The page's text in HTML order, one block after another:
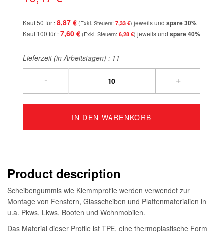
Kauf 50 für 8,87 € 7,33 € jeweils und spare30%
Kauf 100 für 7,60 € 6,28 € jeweils und spare40%
Lieferzeit (in Arbeitstagen) : 11
- +
IN DEN WARENKORB
Product description
Scheibengummis wie Klemmprofile werden verwendet zur
Montage von Fenstern, Glasscheiben und Plattenmaterialien in
u.a. Pkws, Lkws, Booten und Wohnmobilen.
Das Material dieser Profile ist TPE, eine thermoplastische Form